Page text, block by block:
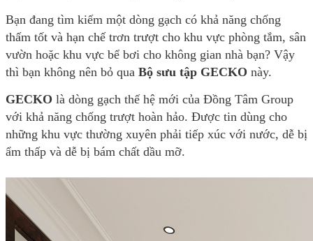
Bạn đang tìm kiếm một dòng gạch có khả năng chống
thấm tốt và hạn chế trơn trượt cho khu vực phòng tắm, sân
vườn hoặc khu vực bể bơi cho không gian nhà bạn? Vậy
thì bạn không nên bỏ qua Bộ sưu tập GECKO này.
GECKO là dòng gạch thế hệ mới của Đồng Tâm Group
với khả năng chống trượt hoàn hảo. Được tin dùng cho
những khu vực thường xuyên phải tiếp xúc với nước, dễ bị
ẩm thấp và dễ bị bám chất dầu mỡ.